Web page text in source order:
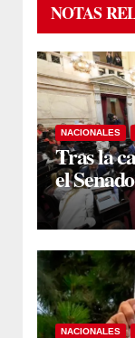
NOTAS
NACIONALES
Tras la
el
proyecto
NACIONALES